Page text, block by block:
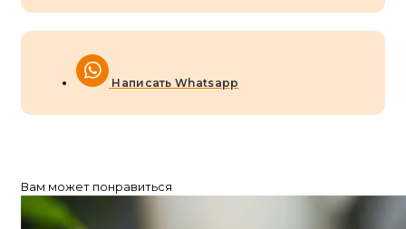
Написать Whatsapp
Вам может понравиться